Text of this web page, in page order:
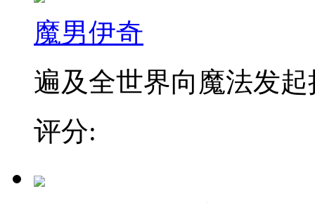
魔男伊奇
遍及全世界向魔法发起
评分: